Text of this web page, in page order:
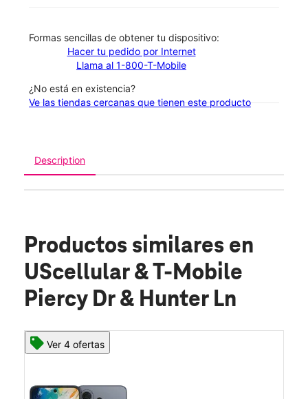
​​​​​​​Formas sencillas de obtener tu dispositivo:
Hacer tu pedido por Internet
Llama al 1-800-T-Mobile
¿No está en existencia?
Ve las tiendas cercanas que tienen este producto
Description
Productos similares en
UScellular & T-Mobile
Piercy Dr & Hunter Ln
Ver 4 ofertas